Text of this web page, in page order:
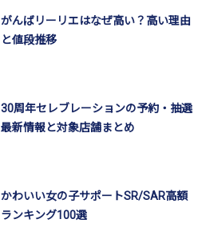
がんばリーリエはなぜ高い？高い理由
と値段推移
30周年セレブレーションの予約・抽選
最新情報と対象店舗まとめ
かわいい女の子サポートSR/SAR高額
ランキング100選